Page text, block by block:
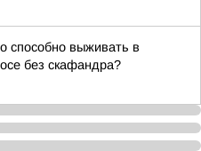
способно выживать в
без скафандра?